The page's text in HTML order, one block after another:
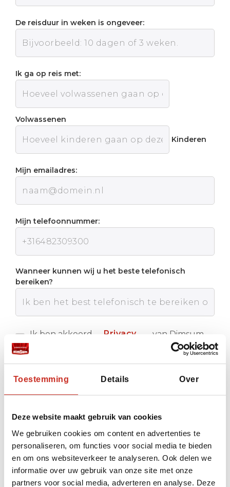
Toestemming Details Over
Deze website maakt gebruik van cookies
We gebruiken cookies om content en advertenties te
personaliseren, om functies voor social media te bieden
en om ons websiteverkeer te analyseren. Ook delen we
informatie over uw gebruik van onze site met onze
partners voor social media, adverteren en analyse. Deze
De reisduur in weken is ongeveer:
Ik ga op reis met:
Volwassenen
Kinderen
Mijn emailadres:
Mijn telefoonnummer:
Wanneer kunnen wij u het beste telefonisch
bereiken?
Ik ben akkoord
Privacy
van Dimsum
Reizen
Verstuur